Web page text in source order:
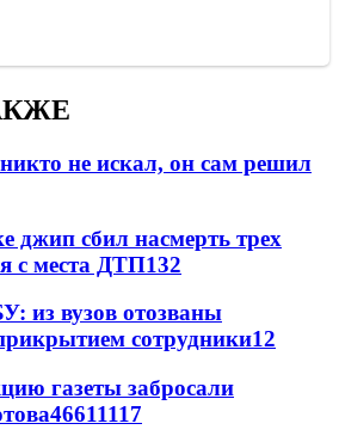
не искал, он сам решил
джип сбил насмерть трех
с места ДТП132
из вузов отозваны
сотрудники12
газеты забросали
46611117